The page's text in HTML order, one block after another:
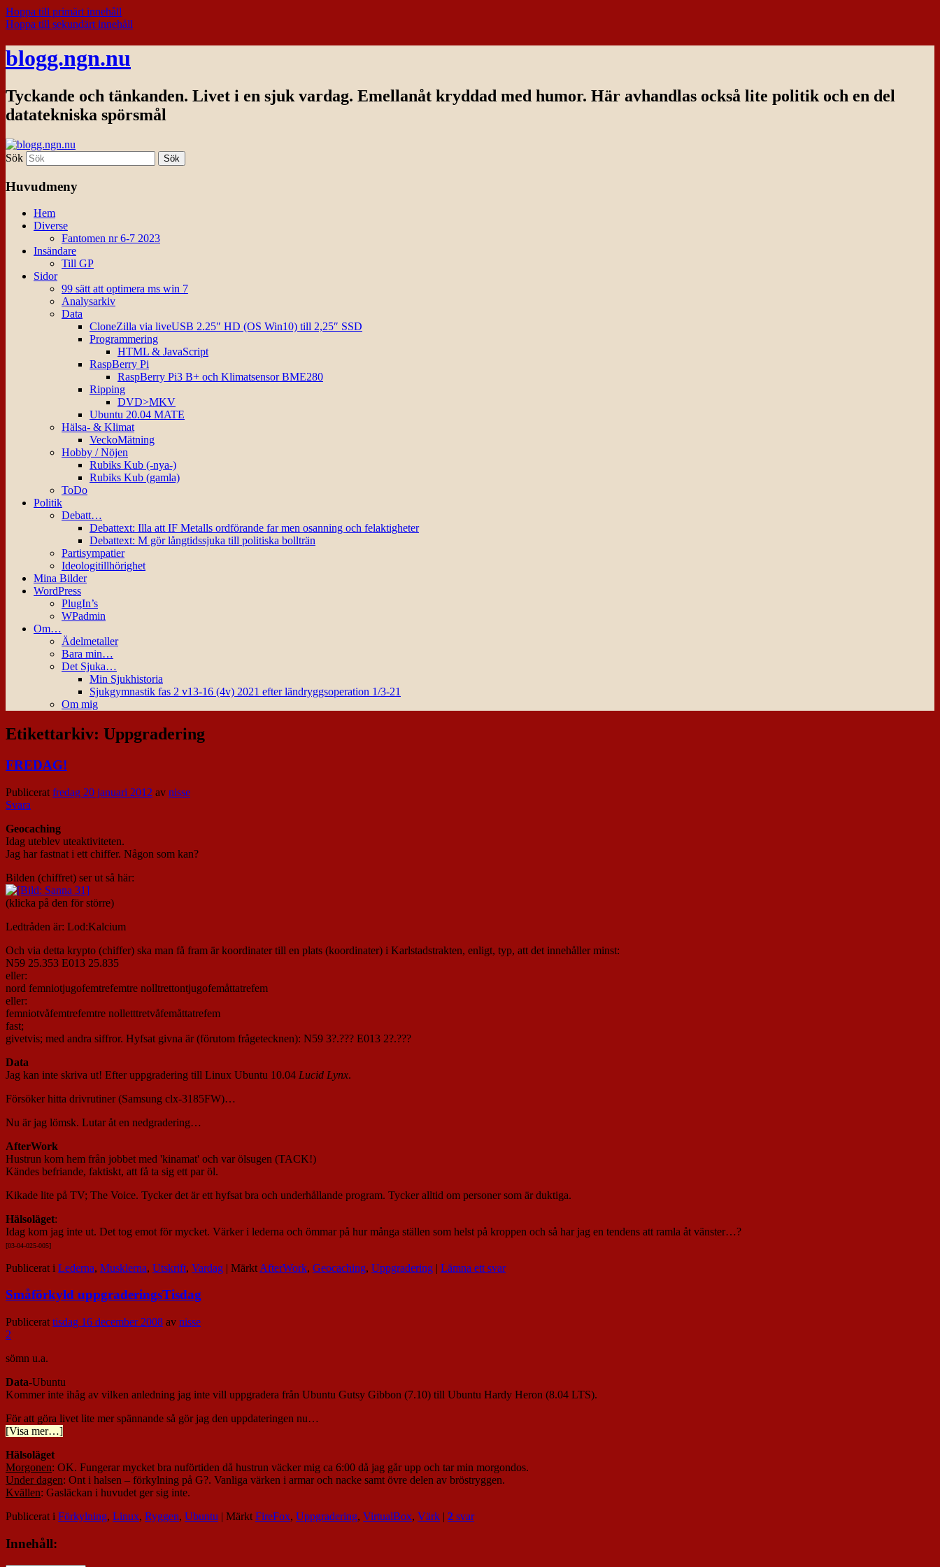
Hoppa till primärt innehåll
Hoppa till sekundärt innehåll
blogg.ngn.nu
Tyckande och tänkanden. Livet i en sjuk vardag. Emellanåt kryddad med humor. Här avhandlas också lite politik och en del
datatekniska spörsmål
Sök
Huvudmeny
Hem
Diverse
Fantomen nr 6-7 2023
Insändare
Till GP
Sidor
99 sätt att optimera ms win 7
Analysarkiv
Data
CloneZilla via liveUSB 2.25″ HD (OS Win10) till 2,25″ SSD
Programmering
HTML & JavaScript
RaspBerry Pi
RaspBerry Pi3 B+ och Klimatsensor BME280
Ripping
DVD>MKV
Ubuntu 20.04 MATE
Hälsa- & Klimat
VeckoMätning
Hobby / Nöjen
Rubiks Kub (-nya-)
Rubiks Kub (gamla)
ToDo
Politik
Debatt…
Debattext: Illa att IF Metalls ordförande far men osanning och felaktigheter
Debattext: M gör långtidssjuka till politiska bollträn
Partisympatier
Ideologitillhörighet
Mina Bilder
WordPress
PlugIn’s
WPadmin
Om…
Ädelmetaller
Bara min…
Det Sjuka…
Min Sjukhistoria
Sjukgymnastik fas 2 v13-16 (4v) 2021 efter ländryggsoperation 1/3-21
Om mig
Etikettarkiv: Uppgradering
FREDAG!
Publicerat fredag 20 januari 2012 av nisse
Svara
Geocaching
Idag uteblev uteaktiviteten.
Jag har fastnat i ett chiffer. Någon som kan?
Bilden (chiffret) ser ut så här:
(klicka på den för större)
Ledtråden är: Lod:Kalcium
Och via detta krypto (chiffer) ska man få fram är koordinater till en plats (koordinater) i Karlstadstrakten, enligt, typ, att det innehåller minst:
N59 25.353 E013 25.835
eller:
nord femniotjugofemtrefemtre nolltrettontjugofemåttatrefem
eller:
femniotvåfemtrefemtre nolletttretvåfemåttatrefem
fast;
givetvis; med andra siffror. Hyfsat givna är (förutom frågetecknen): N59 3?.??? E013 2?.???
Data
Jag kan inte skriva ut! Efter uppgradering till Linux Ubuntu 10.04 Lucid Lynx.
Försöker hitta drivrutiner (Samsung clx-3185FW)…
Nu är jag lömsk. Lutar åt en nedgradering…
AfterWork
Hustrun kom hem från jobbet med 'kinamat' och var ölsugen (TACK!)
Kändes befriande, faktiskt, att få ta sig ett par öl.
Kikade lite på TV; The Voice. Tycker det är ett hyfsat bra och underhållande program. Tycker alltid om personer som är duktiga.
Hälsoläget:
Idag kom jag inte ut. Det tog emot för mycket. Värker i lederna och ömmar på hur många ställen som helst på kroppen och så har jag en tendens att ramla åt vänster…?
[03-04-025-005]
Publicerat i Lederna, Musklerna, Utskrift, Vardag | Märkt AfterWork, Geocaching, Uppgradering | Lämna ett svar
Småförkyld uppgraderingsTisdag
Publicerat tisdag 16 december 2008 av nisse
2
sömn u.a.
Data-Ubuntu
Kommer inte ihåg av vilken anledning jag inte vill uppgradera från Ubuntu Gutsy Gibbon (7.10) till Ubuntu Hardy Heron (8.04 LTS).
För att göra livet lite mer spännande så gör jag den uppdateringen nu…
[Visa mer…]
Hälsoläget
Morgonen: OK. Fungerar mycket bra nuförtiden då hustrun väcker mig ca 6:00 då jag går upp och tar min morgondos.
Under dagen: Ont i halsen – förkylning på G?. Vanliga värken i armar och nacke samt övre delen av bröstryggen.
Kvällen: Gasläckan i huvudet ger sig inte.
Publicerat i Förkylning, Linux, Ryggen, Ubuntu | Märkt FireFox, Uppgradering, VirtualBox, Värk | 2 svar
Innehåll: